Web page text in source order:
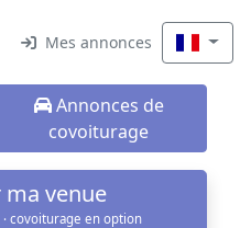
Mes annonces
Annonces de
covoiturage
ma venue
covoiturage en option